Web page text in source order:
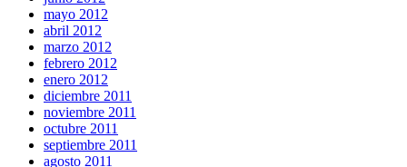
mayo 2012
abril 2012
marzo 2012
febrero 2012
enero 2012
diciembre 2011
noviembre 2011
octubre 2011
septiembre 2011
agosto 2011